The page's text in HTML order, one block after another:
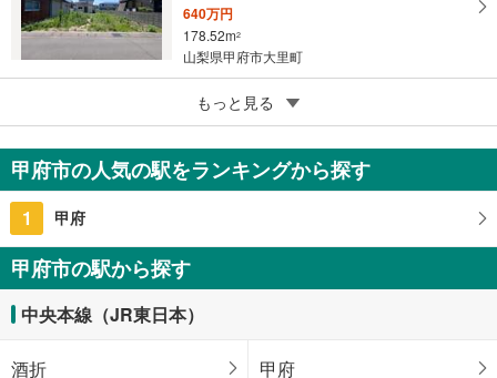
640万円
178.52m2
山梨県甲府市大里町
成約でもらえる
甲府市小瀬町
772万円
212.79m2（登記）
もっと見る
甲府市の人気の駅をランキングから探す
1 甲府
甲府市の駅から探す
中央本線（JR東日本）
酒折 甲府